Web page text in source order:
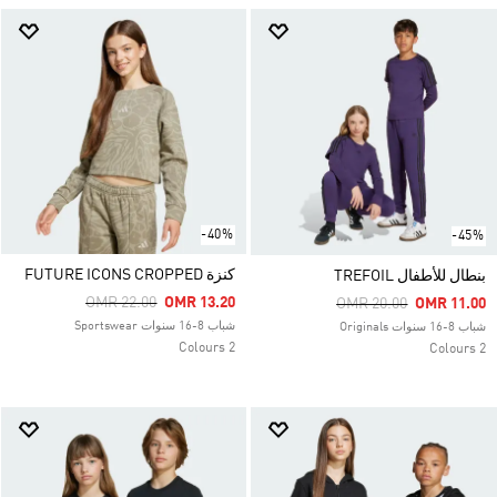
-45%
بنطال للأطفال TREFOIL
Price Reduced From
OMR 20.00ToOMR 11.00
شباب 8-16 سنوات Originals
2 Colours
-40%
كنزة FUTURE ICONS CROPPED
Price Reduced From
OMR 22.00ToOMR 13.20
شباب 8-16 سنوات Sportswear
2 Colours